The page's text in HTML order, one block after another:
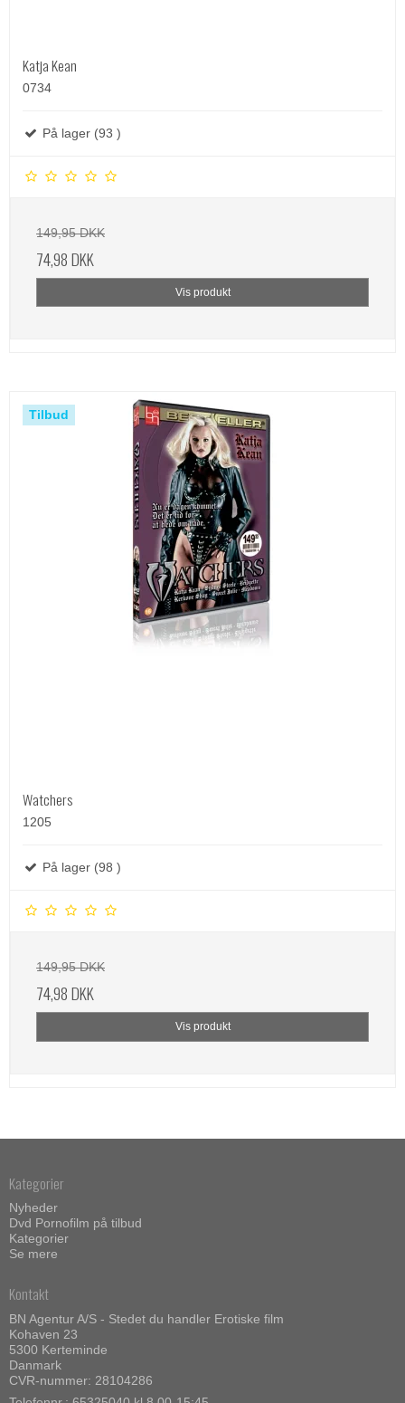
Katja Kean
0734
På lager (93 )
149,95 DKK
74,98 DKK
Vis produkt
Tilbud
Watchers
1205
På lager (98 )
149,95 DKK
74,98 DKK
Vis produkt
Kategorier
Nyheder
Dvd Pornofilm på tilbud
Kategorier
Se mere
Kontakt
BN Agentur A/S - Stedet du handler Erotiske film
Kohaven 23
5300 Kerteminde
Danmark
CVR-nummer: 28104286